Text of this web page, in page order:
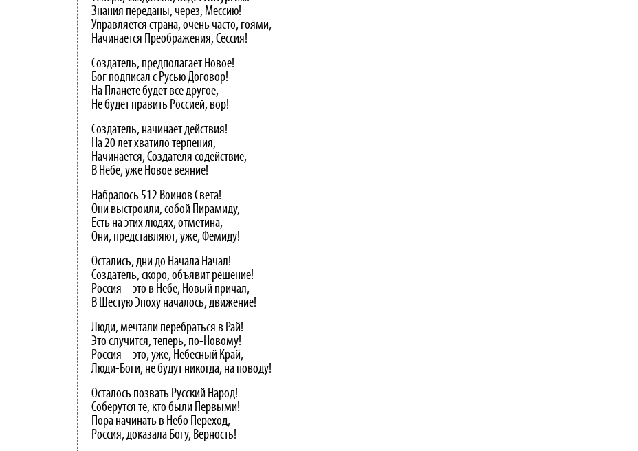
Знания переданы, через, Мессию!
Управляется страна, очень часто, гоями,
Начинается Преображения, Сессия!
Создатель, предполагает Новое!
Бог подписал с Русью Договор!
На Планете будет всё другое,
Не будет править Россией, вор!
Создатель, начинает действия!
На 20 лет хватило терпения,
Начинается, Создателя содействие,
В Небе, уже Новое веяние!
Набралось 512 Воинов Света!
Они выстроили, собой Пирамиду,
Есть на этих людях, отметина,
Они, представляют, уже, Фемиду!
Остались, дни до Начала Начал!
Создатель, скоро, объявит решение!
Россия – это в Небе, Новый причал,
В Шестую Эпоху началось, движение!
Люди, мечтали перебраться в Рай!
Это случится, теперь, по-Новому!
Россия – это, уже, Небесный Край,
Люди-Боги, не будут никогда, на поводу!
Осталось позвать Русский Народ!
Соберутся те, кто были Первыми!
Пора начинать в Небо Переход,
Россия, доказала Богу, Верность!